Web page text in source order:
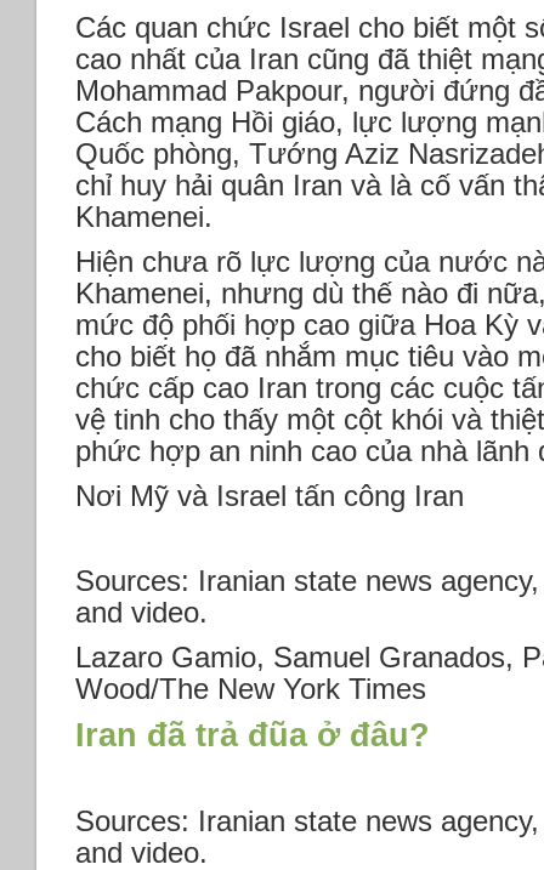
Các quan chức Israel cho biết một
cao nhất của Iran cũng đã thiệt
Mohammad Pakpour, người đứng
Cách mạng Hồi giáo, lực lượng
Quốc phòng, Tướng Aziz
chỉ huy hải quân Iran và là cố vấn
Khamenei.
Hiện chưa rõ lực lượng của nước
Khamenei, nhưng dù thế nào đi
mức độ phối hợp cao giữa Hoa Kỳ
cho biết họ đã nhắm mục tiêu vào
chức cấp cao Iran trong các cuộc
vệ tinh cho thấy một cột khói và
phức hợp an ninh cao của nhà lãnh
Nơi Mỹ và Israel tấn công Iran
Sources: Iranian state news
and video.
Lazaro Gamio, Samuel Granados,
Wood/The New York Times
Iran đã trả đũa ở đâu?
Sources: Iranian state news
and video.